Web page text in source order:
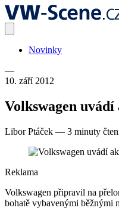
Novinky
—
10. září 2012
Volkswagen
Libor Ptáček — 3 minuty
Reklama
Volkswagen připravil na
bohatě vybavenými běžnými